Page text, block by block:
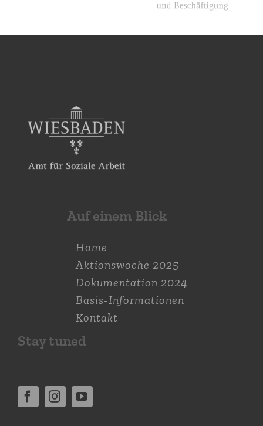
Auf einem Blick
Home
Aktions­woche 2025
Dokumen­tation 2024
Basis-Informationen
Kontakt
Stay tuned